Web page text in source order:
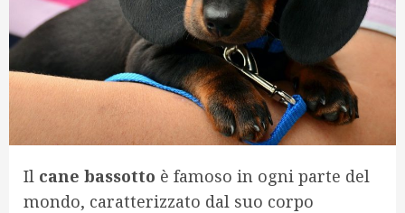
Il cane bassotto è famoso in ogni parte del
mondo, caratterizzato dal suo corpo